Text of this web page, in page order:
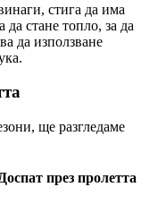
стига да има
стане топло, за да
да използване
ще разгледаме
през пролетта